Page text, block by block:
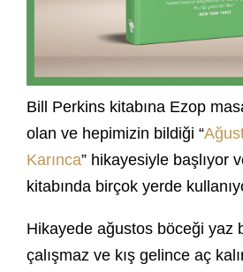
Bill Perkins kitabına Ezop
olan ve hepimizin bildiği “
Karınca” hikayesiyle başlıyor
kitabında birçok yerde
Hikayede ağustos böceği yaz
çalışmaz ve kış gelince aç